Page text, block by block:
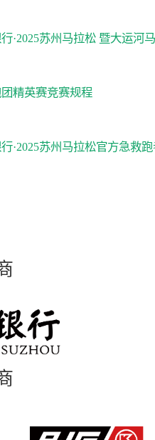
·2025苏州马拉松 暨大运河
精英赛竞赛规程
·2025苏州马拉松官方急救